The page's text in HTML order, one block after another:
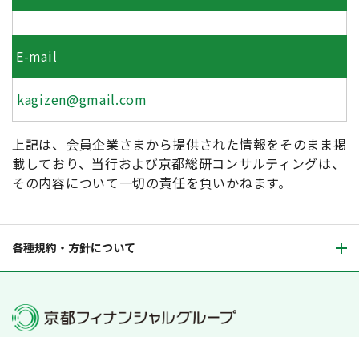
E-mail
kagizen@gmail.com
上記は、会員企業さまから提供された情報をそのまま掲
載しており、当行および京都総研コンサルティングは、
その内容について一切の責任を負いかねます。
各種規約・方針について